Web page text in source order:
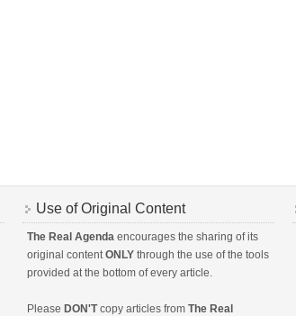
Use of Original Content
The Real Agenda encourages the sharing of its
original contentONLY through the use of the tools
provided at the bottom of every article.
Please DON'Tcopy articles from The Real